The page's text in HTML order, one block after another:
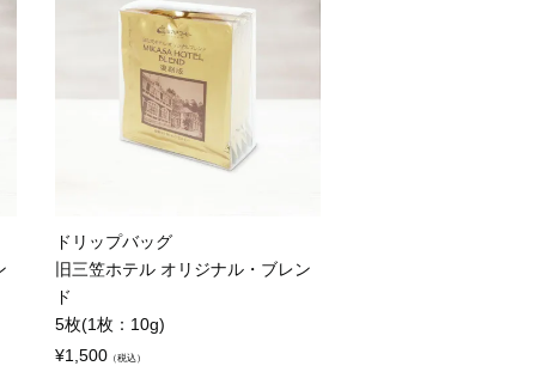
ドリップバッグ
旧三笠ホテル オリジナル・ブレン
ド
5枚(1枚：10g)
¥1,500 （税込）